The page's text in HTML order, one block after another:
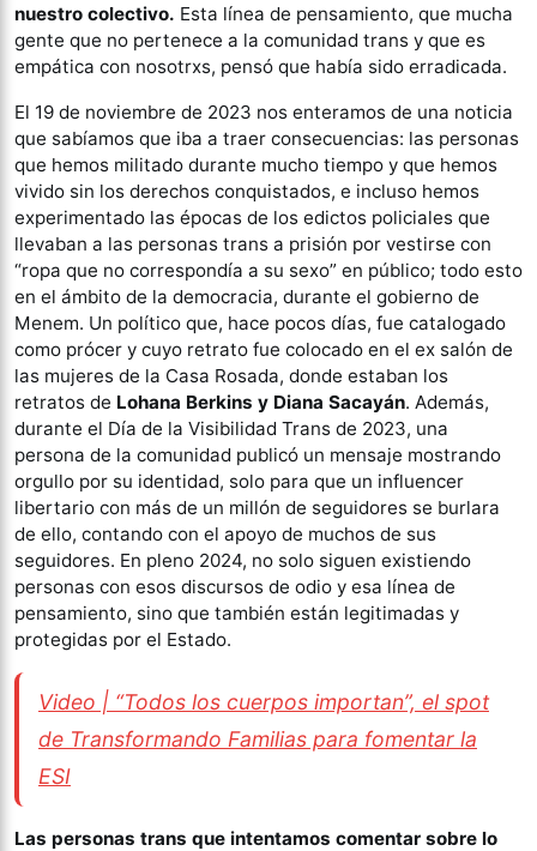
nuestro colectivo. Esta línea de pensamiento, que mucha
gente que no pertenece a la comunidad trans y que es
empática con nosotrxs, pensó que había sido erradicada.
El 19 de noviembre de 2023 nos enteramos de una noticia
que sabíamos que iba a traer consecuencias: las personas
que hemos militado durante mucho tiempo y que hemos
vivido sin los derechos conquistados, e incluso hemos
experimentado las épocas de los edictos policiales que
llevaban a las personas trans a prisión por vestirse con
“ropa que no correspondía a su sexo” en público; todo esto
en el ámbito de la democracia, durante el gobierno de
Menem. Un político que, hace pocos días, fue catalogado
como prócer y cuyo retrato fue colocado en el ex salón de
las mujeres de la Casa Rosada, donde estaban los
retratos de Lohana Berkins y Diana Sacayán. Además,
durante el Día de la Visibilidad Trans de 2023, una
persona de la comunidad publicó un mensaje mostrando
orgullo por su identidad, solo para que un influencer
libertario con más de un millón de seguidores se burlara
de ello, contando con el apoyo de muchos de sus
seguidores. En pleno 2024, no solo siguen existiendo
personas con esos discursos de odio y esa línea de
pensamiento, sino que también están legitimadas y
protegidas por el Estado.
Video | “Todos los cuerpos importan”, el spot
de Transformando Familias para fomentar la
ESI
Las personas trans que intentamos comentar sobre lo